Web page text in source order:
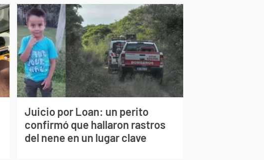
Juicio por Loan: un perito
confirmó que hallaron rastros
del nene en un lugar clave